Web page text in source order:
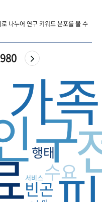
나누어 연구 키워드 분포를 볼 수
구
가
수요
빈곤
행태
서비스